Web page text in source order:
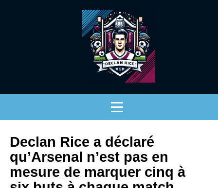
Declan Rice a déclaré
qu’Arsenal n’est pas en
mesure de marquer cinq à